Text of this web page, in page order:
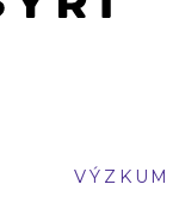
VÝZKUM